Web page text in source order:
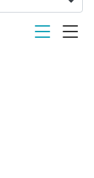
viewmode list